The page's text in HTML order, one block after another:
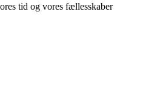
tid og vores fællesskaber